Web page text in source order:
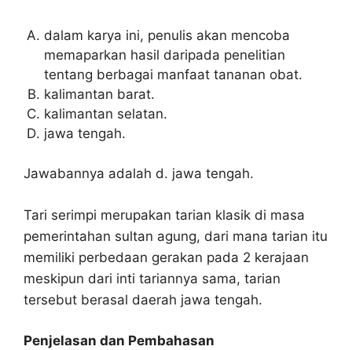
dalam karya ini, penulis akan mencoba
memaparkan hasil daripada penelitian
tentang berbagai manfaat tananan obat.
kalimantan barat.
kalimantan selatan.
jawa tengah.
Jawabannya adalah d. jawa tengah.
Tari serimpi merupakan tarian klasik di masa
pemerintahan sultan agung, dari mana tarian itu
memiliki perbedaan gerakan pada 2 kerajaan
meskipun dari inti tariannya sama, tarian
tersebut berasal daerah jawa tengah.
Penjelasan dan Pembahasan